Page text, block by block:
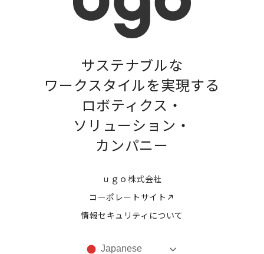
サステナブルな
ワークスタイルを実現する
ロボティクス・
ソリューション・
カンパニー
ｕｇｏ株式会社
コーポレートサイト
情報セキュリティについて
Japanese